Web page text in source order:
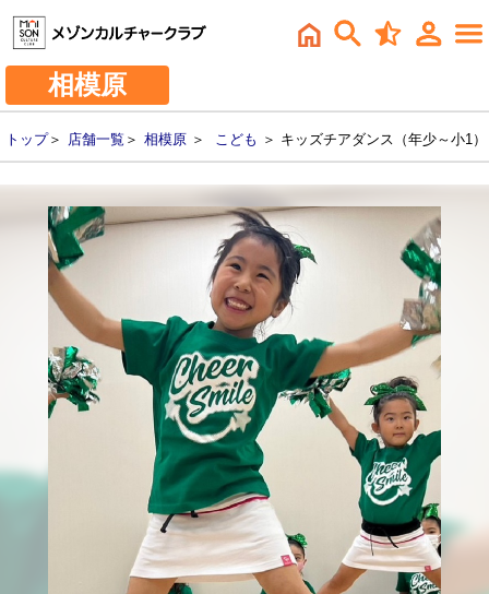
相模原
トップ＞ 店舗一覧 ＞ 相模原 ＞ こども ＞ キッズチアダンス（年少～小1）